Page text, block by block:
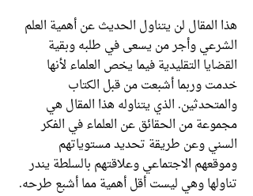
هذا المقال لن يتناول الحديث عن أهمية العلم
الشرعي وأجر من يسعى في طلبه وبقية
القضايا التقليدية فيما يخص العلماء لأنها
خدمت وربما أشبعت من قبل الكتاب
والمتحدثين. الذي يتناوله هذا المقال هي
مجموعة من الحقائق عن العلماء في الفكر
السني وعن طريقة تحديد مستوياتهم
وموقعهم الاجتماعي وعلاقتهم بالسلطة يندر
تناولها وهي ليست أقل أهمية مما أشبع طرحه.